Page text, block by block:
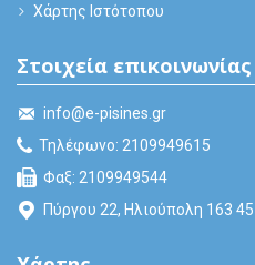
Χάρτης Ιστότοπου
Στοιχεία επικοινωνίας
info@e-pisines.gr
Τηλέφωνο: 2109949615
Φαξ: 2109949544
Πύργου 22, Ηλιούπολη 163 45